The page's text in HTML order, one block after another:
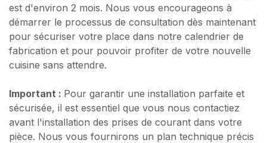
est d'environ 2 mois. Nous vous encourageons à
démarrer le processus de consultation dès maintenant
pour sécuriser votre place dans notre calendrier de
fabrication et pour pouvoir profiter de votre nouvelle
cuisine sans attendre.
Important : Pour garantir une installation parfaite et
sécurisée, il est essentiel que vous nous contactiez
avant l'installation des prises de courant dans votre
pièce. Nous vous fournirons un plan technique précis